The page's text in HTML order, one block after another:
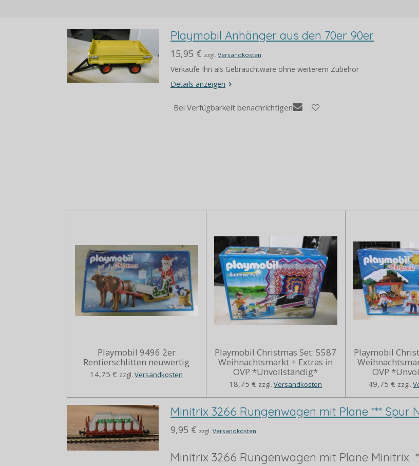
Playmobil Anhänger aus den 70er 90er
15,95 € zzgl. Versandkosten
Verkaufe Ihn als Gebrauchtware ohne weiterem Zubehör
Details anzeigen
Bei Verfügbarkeit benachrichtigen
Playmobil 9496 2er
Rentierschlitten neuwertig
14,75 € zzgl. Versandkosten
Playmobil Christmas Set: 5587
Weihnachtsmarkt + Extras in
OVP *Unvollständig*
18,75 € zzgl. Versandkosten
Playmobil
OVP
49,75 € zzgl.
Minitrix 3266 Rungenwagen mit Plane *** Spur
9,95 € zzgl. Versandkosten
Minitrix 3266 Rungenwagen mit Plane Minitrix